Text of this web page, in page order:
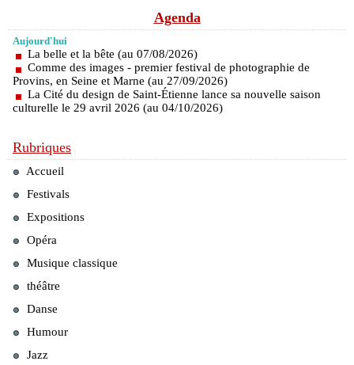
Agenda
Aujourd'hui
La belle et la bête (au 07/08/2026)
Comme des images - premier festival de photographie de
Provins, en Seine et Marne (au 27/09/2026)
La Cité du design de Saint-Étienne lance sa nouvelle saison
culturelle le 29 avril 2026 (au 04/10/2026)
Rubriques
Accueil
Festivals
Expositions
Opéra
Musique classique
théâtre
Danse
Humour
Jazz